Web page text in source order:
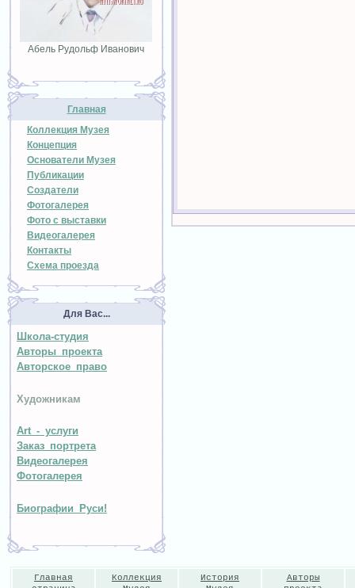
Абель Рудольф Иванович
Главная
Коллекция Музея
Концепция
Основатели Музея
Публикации
Создатели
Фотогалерея
Фото с выставки
Видеогалерея
Контакты
Схема проезда
Для Вас...
Школа-студия
Авторы проекта
Авторское право
Художникам
Art - услуги
Заказ портрета
Видеогалерея
Фотогалерея
Биографии Руси!
Главная
Коллекция
История
Авторы